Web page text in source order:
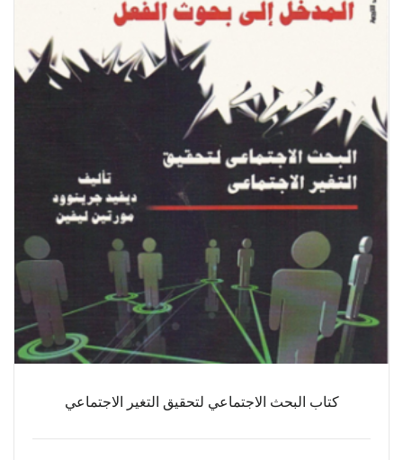
كتاب البحث الاجتماعي لتحقيق التغير الاجتماعي